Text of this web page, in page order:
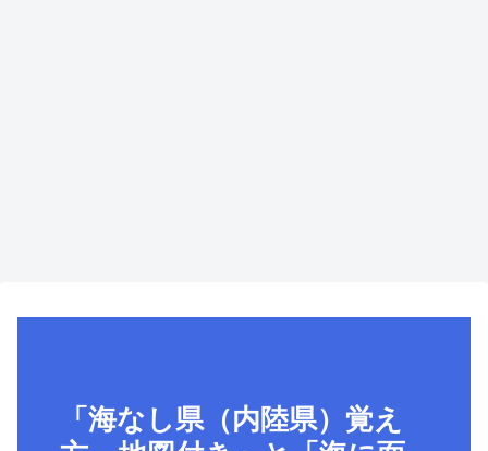
「海なし県（内陸県）覚え